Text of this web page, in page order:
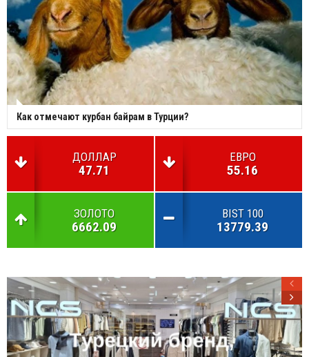
Как отмечают курбан байрам в Турции?
ДОЛЛАР
47.71
ЕВРО
55.16
ЗОЛОТО
6662.09
BIST 100
13779.39